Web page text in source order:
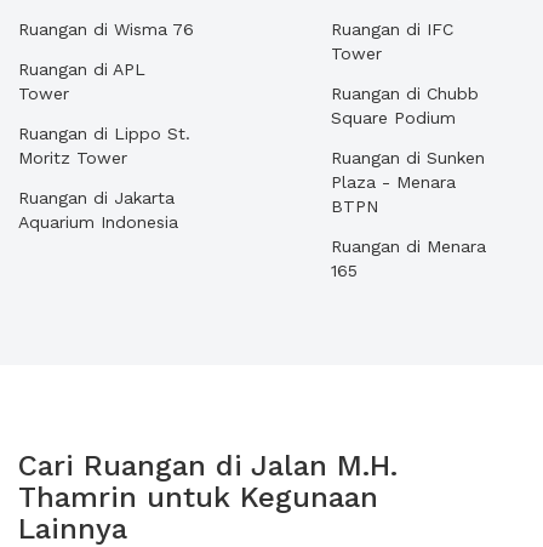
Ruangan di Wisma 76
Ruangan di APL
Tower
Ruangan di Lippo St.
Moritz Tower
Ruangan di Jakarta
Aquarium Indonesia
Ruangan di IFC
Tower
Ruangan di Chubb
Square Podium
Ruangan di Sunken
Plaza - Menara
BTPN
Ruangan di Menara
165
Cari Ruangan di Jalan M.H.
Thamrin untuk Kegunaan
Lainnya